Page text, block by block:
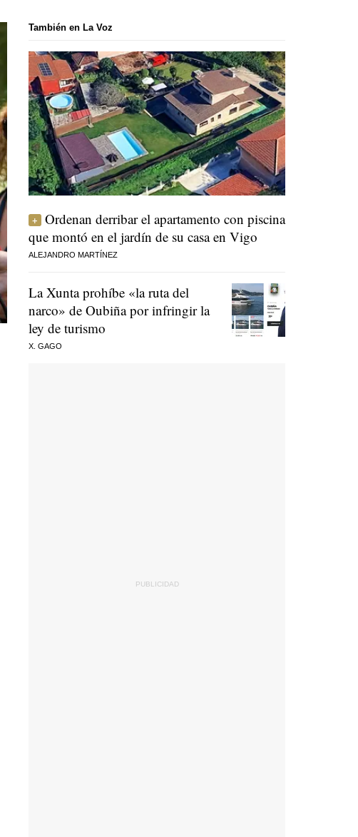
También en La Voz
Ordenan derribar el apartamento con piscina
que montó en el jardín de su casa en Vigo
ALEJANDRO MARTÍNEZ
La Xunta prohíbe «la ruta del
narco» de Oubiña por infringir la
ley de turismo
X. GAGO